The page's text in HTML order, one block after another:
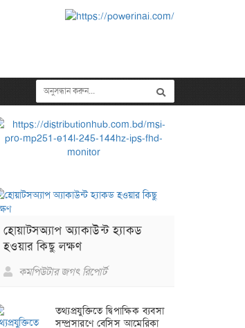
হোয়াটসঅ্যাপ অ্যাকাউন্ট হ্যাকড
হওয়ার কিছু লক্ষণ
কমপিউটার জগৎ রিপোর্ট
তথ্যপ্রযুক্তিতে দ্বিপাক্ষিক ব্যবসা
সম্প্রসারণে বেসিস আমেরিকা